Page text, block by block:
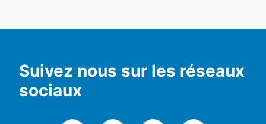
Suivez nous sur les réseaux
sociaux